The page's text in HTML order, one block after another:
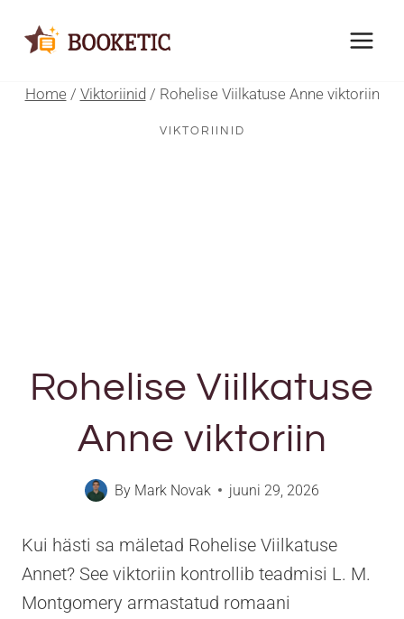
Home / Viktoriinid / Rohelise Viilkatuse Anne viktoriin
VIKTORIINID
Rohelise Viilkatuse
Anne viktoriin
By Mark Novak juuni 29, 2026
Kui hästi sa mäletad Rohelise Viilkatuse
Annet? See viktoriin kontrollib teadmisi L. M.
Montgomery armastatud romaani